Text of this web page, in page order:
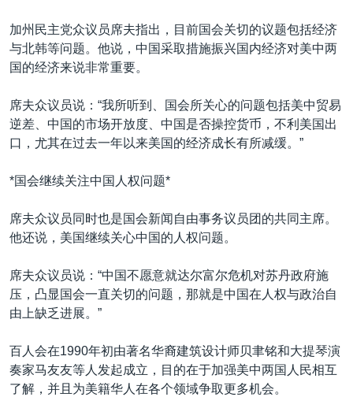
加州民主党众议员席夫指出，目前国会关切的议题包括经济
与北韩等问题。他说，中国采取措施振兴国内经济对美中两
国的经济来说非常重要。
席夫众议员说：“我所听到、国会所关心的问题包括美中贸易
逆差、中国的市场开放度、中国是否操控货币，不利美国出
口，尤其在过去一年以来美国的经济成长有所减缓。”
*国会继续关注中国人权问题*
席夫众议员同时也是国会新闻自由事务议员团的共同主席。
他还说，美国继续关心中国的人权问题。
席夫众议员说：“中国不愿意就达尔富尔危机对苏丹政府施
压，凸显国会一直关切的问题，那就是中国在人权与政治自
由上缺乏进展。”
百人会在1990年初由著名华裔建筑设计师贝聿铭和大提琴演
奏家马友友等人发起成立，目的在于加强美中两国人民相互
了解，并且为美籍华人在各个领域争取更多机会。